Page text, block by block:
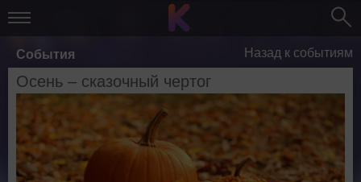
События Назад к событиям
Осень – сказочный чертог